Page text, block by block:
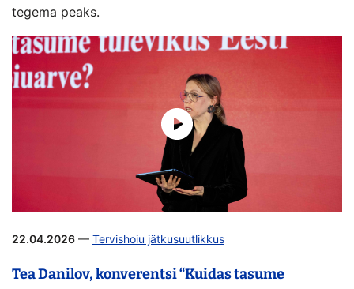
tegema peaks.
22.04.2026 — Tervishoiu jätkusuutlikkus
Tea Danilov, konverentsi “Kuidas tasume